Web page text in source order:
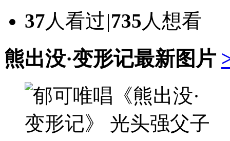
37人看过|735 人想看
熊出没·变形记最新图片